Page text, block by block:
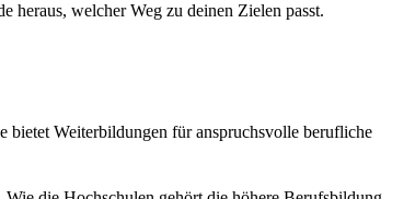
heraus, welcher Weg zu deinen Zielen passt.
bietet Weiterbildungen für anspruchsvolle berufliche